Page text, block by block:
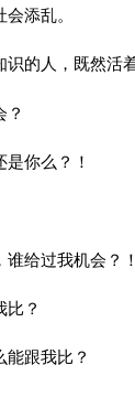
添乱。
的人，既然活
？
你么？！
给过我机会？！
比？
跟我比？